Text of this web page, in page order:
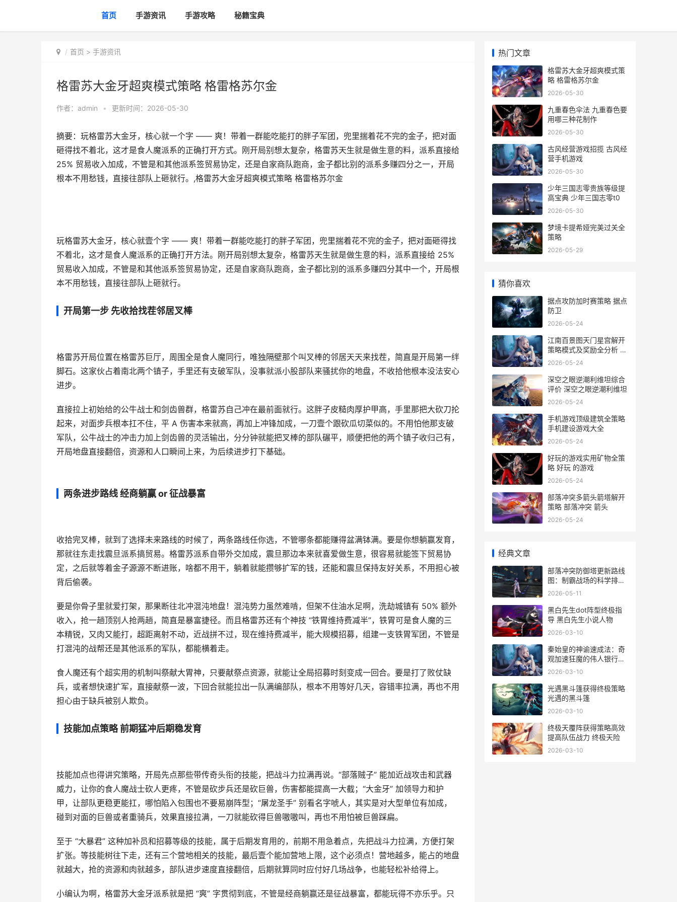
首页 手游资讯 手游攻略 秘籍宝典
首页 > 手游资讯
格雷苏大金牙超爽模式策略 格雷格苏尔金
作者： admin • 更新时间：2026-05-30
摘要：玩格雷苏大金牙，核心就一个字 —— 爽！带着一群能吃能打的胖子军团，兜里揣着花不完的金子，把对面
砸得找不着北，这才是食人魔派系的正确打开方式。刚开局别想太复杂，格雷苏天生就是做生意的料，派系直接给
25% 贸易收入加成，不管是和其他派系签贸易协定，还是自家商队跑商，金子都比别的派系多赚四分之一，开局
根本不用愁钱，直接往部队上砸就行。,格雷苏大金牙超爽模式策略 格雷格苏尔金
玩格雷苏大金牙，核心就壹个字 —— 爽！带着一群能吃能打的胖子军团，兜里揣着花不完的金子，把对面砸得找
不着北，这才是食人魔派系的正确打开方法。刚开局别想太复杂，格雷苏天生就是做生意的料，派系直接给 25%
贸易收入加成，不管是和其他派系签贸易协定，还是自家商队跑商，金子都比别的派系多赚四分其中一个，开局根
本不用愁钱，直接往部队上砸就行。
开局第一步 先收拾找茬邻居叉棒
格雷苏开局位置在格雷苏巨厅，周围全是食人魔同行，唯独隔壁那个叫叉棒的邻居天天来找茬，简直是开局第一绊
脚石。这家伙占着南北两个镇子，手里还有支破军队，没事就派小股部队来骚扰你的地盘，不收拾他根本没法安心
进步。
直接拉上初始给的公牛战士和剑齿兽群，格雷苏自己冲在最前面就行。这胖子皮糙肉厚护甲高，手里那把大砍刀抡
起来，对面步兵根本扛不住，平 A 伤害本来就高，再加上冲锋加成，一刀壹个跟砍瓜切菜似的。不用怕他那支破
军队，公牛战士的冲击力加上剑齿兽的灵活输出，分分钟就能把叉棒的部队碾平，顺便把他的两个镇子收归己有，
开局地盘直接翻倍，资源和人口瞬间上来，为后续进步打下基础。
两条进步路线 经商躺赢 or 征战暴富
收拾完叉棒，就到了选择未来路线的时候了，两条路线任你选，不管哪条都能赚得盆满钵满。要是你想躺赢发育，
那就往东走找震旦派系搞贸易。格雷苏派系自带外交加成，震旦那边本来就喜爱做生意，很容易就能签下贸易协
定，之后就等着金子源源不断进账，啥都不用干，躺着就能攒够扩军的钱，还能和震旦保持友好关系，不用担心被
背后偷袭。
要是你骨子里就爱打架，那果断往北冲混沌地盘！混沌势力虽然难啃，但架不住油水足啊，洗劫城镇有 50% 额外
收入，抢一趟顶别人抢两趟，简直是暴富捷径。而且格雷苏还有个神技 “铁胃维持费减半”，铁胃可是食人魔的三
本精锐，又肉又能打，超距离射不动，近战拼不过，现在维持费减半，能大规模招募，组建一支铁胃军团，不管是
打混沌的战帮还是其他派系的军队，都能横着走。
食人魔还有个超实用的机制叫祭献大胃神，只要献祭点资源，就能让全局招募时刻变成一回合。要是打了败仗缺
兵，或者想快速扩军，直接献祭一波，下回合就能拉出一队满编部队，根本不用等好几天，容错率拉满，再也不用
担心由于缺兵被别人欺负。
技能加点策略 前期猛冲后期稳发育
技能加点也得讲究策略，开局先点那些带传奇头衔的技能，把战斗力拉满再说。“部落贼子” 能加近战攻击和武器
威力，让你的食人魔战士砍人更疼，不管是砍步兵还是砍巨兽，伤害都能提高一大截；“大金牙” 加领导力和护
甲，让部队更稳更能扛，哪怕陷入包围也不要易崩阵型；“屠龙圣手” 别看名字唬人，其实是对大型单位有加成，
碰到对面的巨兽或者重骑兵，效果直接拉满，一刀就能砍得巨兽嗷嗷叫，再也不用怕被巨兽踩扁。
至于 “大暴君” 这种加补员和招募等级的技能，属于后期发育用的，前期不用急着点，先把战斗力拉满，方便打架
扩张。等技能树往下走，还有三个营地相关的技能，最后壹个能加营地上限，这个必须点！营地越多，能占的地盘
就越大，抢的资源和肉就越多，部队进步速度直接翻倍，后期就算同时应付好几场战争，也能轻松补给得上。
小编认为啊，格雷苏大金牙派系就是把 “爽” 字贯彻到底，不管是经商躺赢还是征战暴富，都能玩得不亦乐乎。只
热门文章
格雷苏大金牙超爽模式策
略 格雷格苏尔金
2026-05-30
九重春色伞法 九重春色要
用哪三种花制作
2026-05-30
古风经营游戏招揽 古风经
营手机游戏
2026-05-30
少年三国志零贵族等级提
高宝典 少年三国志零t0
2026-05-30
梦境卡提希娅完美过关全
策略
2026-05-29
猜你喜欢
据点攻防加时赛策略 据点
防卫
2026-05-24
江南百景图天门星宫解开
策略模式及奖励全分析 江
南百景图南天门放哪个城
2026-05-24
深空之眼逆潮利维坦综合
评价 深空之眼逆潮利维坦
2026-05-24
手机游戏顶级建筑全策略
手机建设游戏大全
2026-05-24
好玩的游戏实用矿物全策
略 好玩 的游戏
2026-05-24
部落冲突多箭头箭塔解开
策略 部落冲突 箭头
2026-05-24
经典文章
部落冲突防御塔更新路线
图：制霸战场的科学排序
术 部落冲突防御塔升级顺
2026-05-11
黑白先生dot阵型终极指
导 黑白先生小说人物
2026-03-10
秦始皇的神谕速成法：奇
观加速狂魔的伟人银行指
导 秦始皇永远的神
2026-03-10
光遇黑斗篷获得终极策略
光遇的黑斗篷
2026-03-10
终极天覆阵获得策略高效
提高队伍战力 终极天险
2026-03-10